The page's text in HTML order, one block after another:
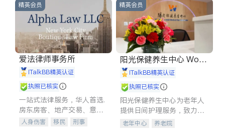
精英会员
爱法律师事务所
iTalkBB精英认证
执照已核实
一站式法律服务，华人首选.
房东房客、地产交易、意外
伤害、车祸重伤、商业诉
人身伤害 移民
刑事
精英会员
阳光保健养生中心 World
shine
iTalkBB精英认证
执照已核实
阳光保健养生中心为老年人
提供日间护理服务，致力于
通过持续的护理创新来有效
老年中心 养老院